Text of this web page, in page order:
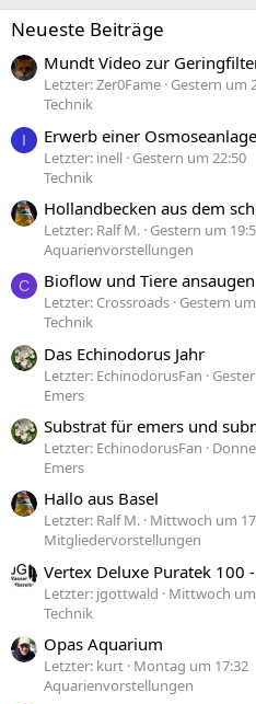
Neueste Beiträge
Mundt Video zur
Letzter: Zer0Fame Gestern um
Technik
I Erwerb einer Osmoseanlage
Letzter: inell Gestern um 22:50
Technik
Hollandbecken aus dem
Letzter: Ralf M. Gestern um
Aquarienvorstellungen
C Bioflow und Tiere ansaugen
Letzter: Crossroads Gestern
Technik
Das Echinodorus Jahr
Letzter: EchinodorusFan
Emers
Substrat für emers und
Letzter: EchinodorusFan
Emers
Hallo aus Basel
Letzter: Ralf M. Mittwoch um
Mitgliedervorstellungen
Vertex Deluxe Puratek 100
Letzter: jgottwald
Mittwoch
Technik
Opas Aquarium
Letzter: kurt Montag um 17:32
Aquarienvorstellungen